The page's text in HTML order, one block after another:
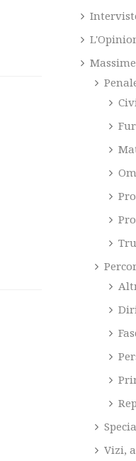
Massime
Vizi,